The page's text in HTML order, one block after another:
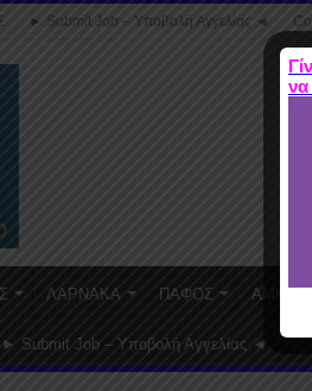
► Submit Job – Υποβολή Αγγελίας ◄
ΛΑΡΝΑΚΑ ΠΑΦΟΣ
► Submit Job – Υποβολή Αγγελίας ◄
να